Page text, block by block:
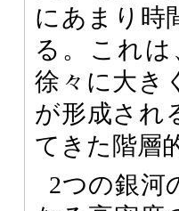
にあまり時
る。これ
徐々に大き
が形成され
てきた階層
2つの銀河